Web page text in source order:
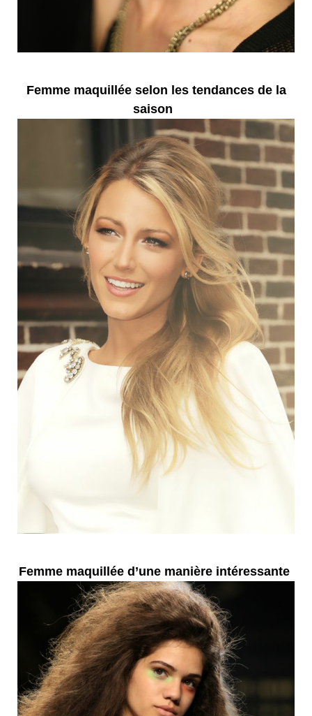
Femme maquillée selon les tendances de la
saison
Femme maquillée d’une manière intéressante